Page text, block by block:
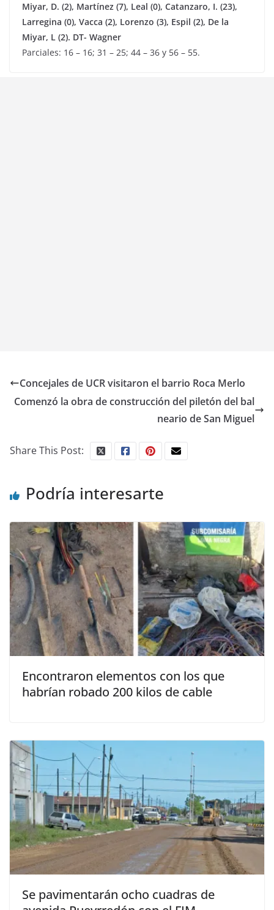
Miyar, D. (2), Martínez (7), Leal (0), Catanzaro, I. (23),
Larregina (0), Vacca (2), Lorenzo (3), Espil (2), De la
Miyar, L (2). DT- Wagner
Parciales: 16 – 16; 31 – 25; 44 – 36 y 56 – 55.
Concejales de UCR visitaron el barrio Roca Merlo
Comenzó la obra de construcción del piletón del bal
neario de San Miguel
Share This Post:
Podría interesarte
Encontraron elementos con los que
habrían robado 200 kilos de cable
Se pavimentarán ocho cuadras de